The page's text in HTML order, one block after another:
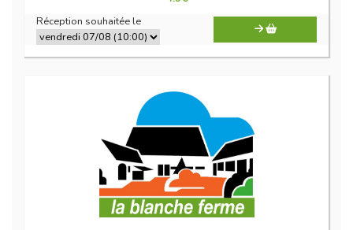
Réception souhaitée le